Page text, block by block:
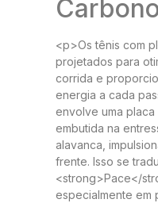
<p>Os tênis com
projetados para
corrida e
energia a cada
envolve uma
embutida na
alavanca,
frente. Isso se
<strong>Pace</
especialmente em